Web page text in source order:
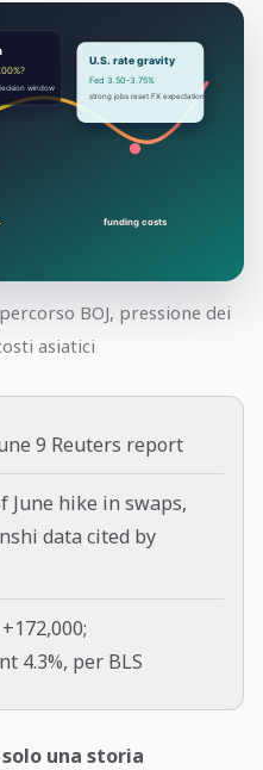
BOJ, pressione dei
asiatici
9 Reuters report
June hike in swaps,
data cited by
4.3%, per BLS
solo una storia